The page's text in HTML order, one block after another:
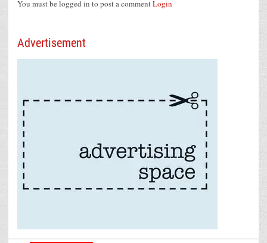
You must be logged in to post a commentLogin
Advertisement